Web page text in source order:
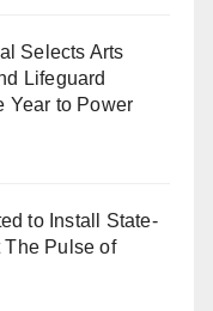
Selects Arts
Lifeguard
Year to Power
to Install State-
The Pulse of